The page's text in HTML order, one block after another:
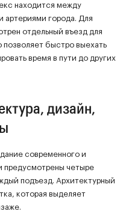
находится между
города. Для
отдельный въезд для
быстро выехать
время в пути до других
дизайн,
современного и
предусмотрены четыре
подъезд. Архитектурный
которая выделяет